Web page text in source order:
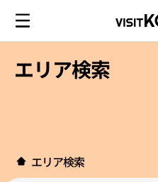
エリア検索
エリア検索